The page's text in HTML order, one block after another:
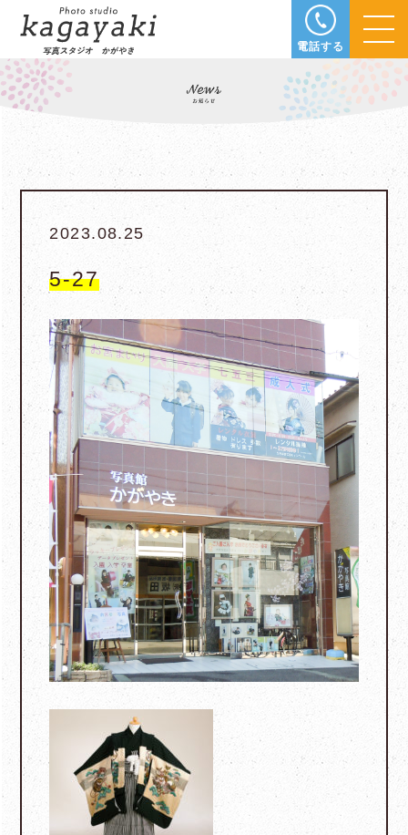
電話する
2023.08.25
5-27